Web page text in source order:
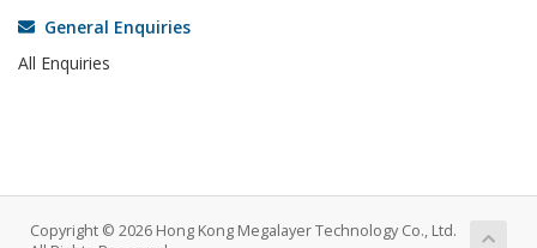
General Enquiries
All Enquiries
Copyright © 2026 Hong Kong Megalayer Technology Co., Ltd.